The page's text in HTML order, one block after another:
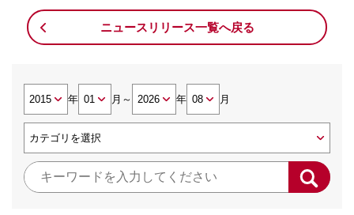
ニュースリリース一覧へ戻る
年 月 ～ 年 月